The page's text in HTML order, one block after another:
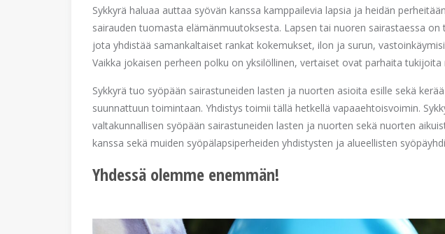
Sykkyrä haluaa auttaa syövän kanssa kamppailevia lapsia ja heidän
sairauden tuomasta elämänmuutoksesta. Lapsen tai nuoren sairastaessa on
jota yhdistää samankaltaiset rankat kokemukset, ilon ja surun,
Vaikka jokaisen perheen polku on yksilöllinen, vertaiset ovat parhaita tukijoita
Sykkyrä tuo syöpään sairastuneiden lasten ja nuorten asioita esille sekä
suunnattuun toimintaan. Yhdistys toimii tällä hetkellä vapaaehtoisvoimin.
valtakunnallisen syöpään sairastuneiden lasten ja nuorten sekä nuorten
kanssa sekä muiden syöpälapsiperheiden yhdistysten ja alueellisten
Yhdessä olemme enemmän!